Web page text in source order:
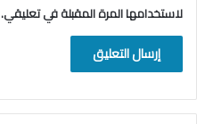
لاستخدامها المرة المقبلة في تعليقي.